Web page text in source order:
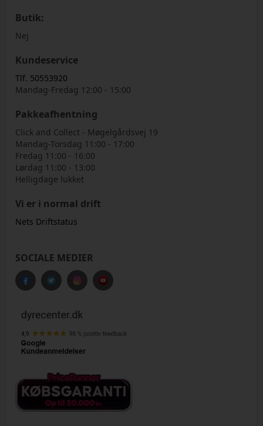
Butik:
Nej
Kundeservice
Tlf. 50553920
Mandag-Fredag 12:00 - 15:00
Pakkeafhentning
Click and Collect - Møgelgårdsvej 19
Mandag-Torsdag 11:00 - 17:00
Fredag 11:00 - 16:00
Lørdag 11:00 - 13:00
Helligdage lukket
Vi er i normal drift
Nets Driftstatus
SOCIALE MEDIER